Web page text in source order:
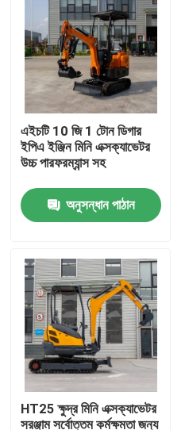
পণ্য
আমাদের সম্পর্কে
কারখানা ভ্রমণ
এইচটি 10 জি 1 টোন ডিগার
ইপিএ ইঞ্জিন মিনি এক্সক্যাভেটর
উচ্চ পারফরম্যান্স সহ
অনুসন্ধান পাঠান
HT25 ক্ষুদ্র মিনি এক্সক্যাভেটর
সরঞ্জাম সর্বোত্তম কর্মক্ষমতা জন্য